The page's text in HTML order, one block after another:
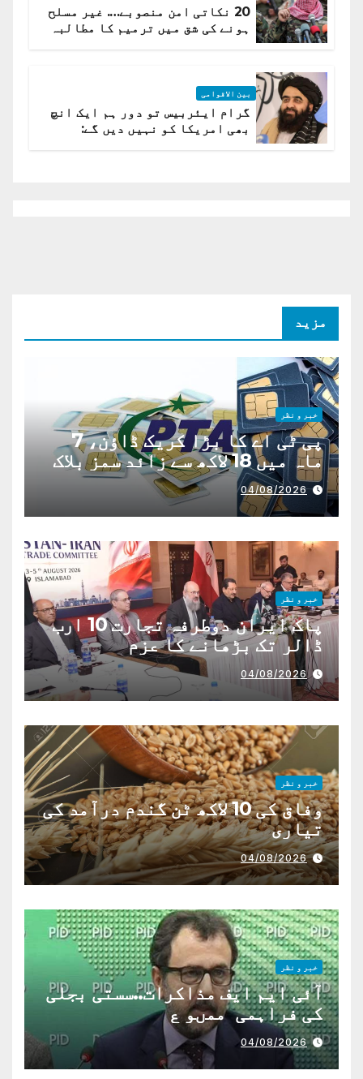
20 نکاتی امن منصوبے…. غیر مسلح
ہونے کی شق میں ترمیم کا مطالبہ
بین الاقوامی
گرام ایئربیس تو دور ہم ایک انچ
بھی امریکا کو نہیں دیں گے:
مزید
خبر و نظر
پی ٹی اے کا بڑا کریک ڈاؤن، 7
ماہ میں 18 لاکھ سے زائد سمز بلاک
04/08/2026
خبر و نظر
پاک ایران دوطرفہ تجارت 10 ارب
ڈالر تک بڑھانے کا عزم
04/08/2026
خبر و نظر
وفاق کی 10 لاکھ ٹن گندم درآمد کی
تیاری
04/08/2026
خبر و نظر
آئی ایم ایف مذاکرات..سستی بجلی
کی فراہمی ممںو ع
04/08/2026